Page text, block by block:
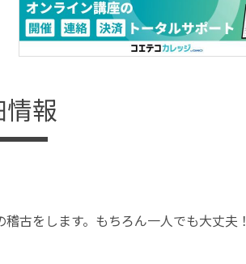
報
古をします。もちろん一人でも大丈夫！